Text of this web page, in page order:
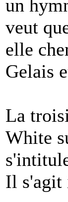
un
veut
elle
Gelais
La
White
Il s'agit